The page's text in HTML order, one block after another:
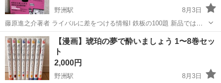
野洲駅
8月3日
藤原進之介著者 ライバルに差をつける情報I 鉄板の100題 新品ではあ
りません。 よろしくお願いします。
滋賀 野洲市 野洲駅 参考書 鉄板
【漫画】琥珀の夢で酔いましょう 1〜8巻セッ
ト
2,000円
野洲駅
8月3日